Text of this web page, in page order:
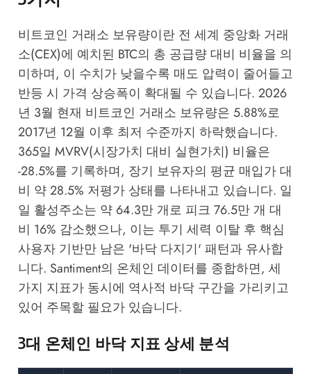
비트코인 거래소 보유량이란 전 세계 중앙화 거래
소(CEX)에 예치된 BTC의 총 공급량 대비 비율을 의
미하며, 이 수치가 낮을수록 매도 압력이 줄어들고
반등 시 가격 상승폭이 확대될 수 있습니다. 2026
년 3월 현재 비트코인 거래소 보유량은 5.88%로
2017년 12월 이후 최저 수준까지 하락했습니다.
365일 MVRV(시장가치 대비 실현가치) 비율은
-28.5%를 기록하며, 장기 보유자의 평균 매입가 대
비 약 28.5% 저평가 상태를 나타내고 있습니다. 일
일 활성주소는 약 64.3만 개로 피크 76.5만 개 대
비 16% 감소했으나, 이는 투기 세력 이탈 후 핵심
사용자 기반만 남은 '바닥 다지기' 패턴과 유사합
니다. Santiment의 온체인 데이터를 종합하면, 세
가지 지표가 동시에 역사적 바닥 구간을 가리키고
있어 주목할 필요가 있습니다.
3대 온체인 바닥 지표 상세 분석